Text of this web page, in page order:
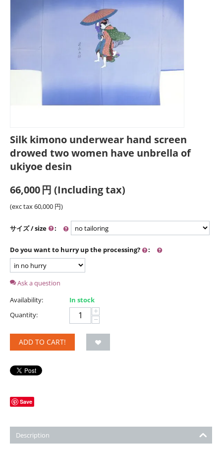
Silk kimono underwear hand screen
drowed two women have unbrella of
ukiyoe desin
66,000円 (Including tax)
(exc tax60,000 円)
サイズ / size :
Do you want to hurry up the processing? :
Ask a question
Availability:
In stock
Quantity:
+
−
ADD TO CART!
Save
Description